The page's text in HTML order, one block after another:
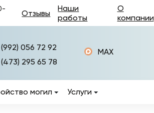
Отзывы
Наши
работы
О
компании
056 72 92
295 65 78
MAX
могил Услуги